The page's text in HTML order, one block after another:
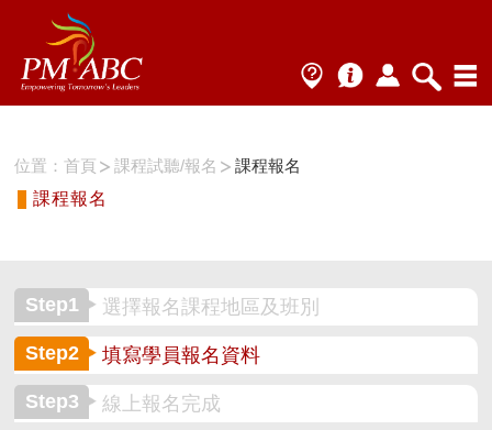
位置：首頁 課程試聽/報名
課程報名
課程報名
Step1 選擇報名課程地區及班別
Step2 填寫學員報名資料
Step3 線上報名完成